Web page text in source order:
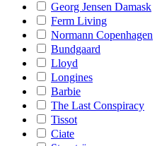
Georg Jensen Damask
Ferm Living
Normann Copenhagen
Bundgaard
Lloyd
Longines
Barbie
The Last Conspiracy
Tissot
Ciate